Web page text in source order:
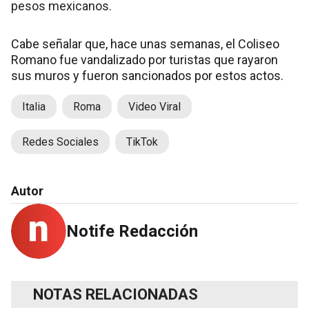
pesos mexicanos.
Cabe señalar que, hace unas semanas, el Coliseo
Romano fue vandalizado por turistas que rayaron
sus muros y fueron sancionados por estos actos.
Italia Roma Video Viral
Redes Sociales TikTok
Autor
Notife Redacción
NOTAS RELACIONADAS